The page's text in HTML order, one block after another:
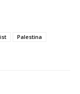
Palestina